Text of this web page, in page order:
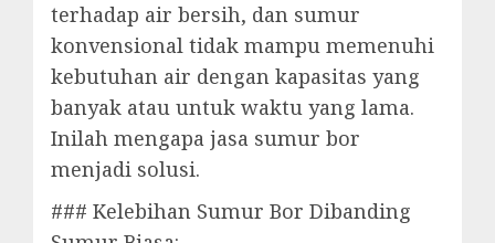
terhadap air bersih, dan sumur
konvensional tidak mampu memenuhi
kebutuhan air dengan kapasitas yang
banyak atau untuk waktu yang lama.
Inilah mengapa jasa sumur bor
menjadi solusi.
### Kelebihan Sumur Bor Dibanding